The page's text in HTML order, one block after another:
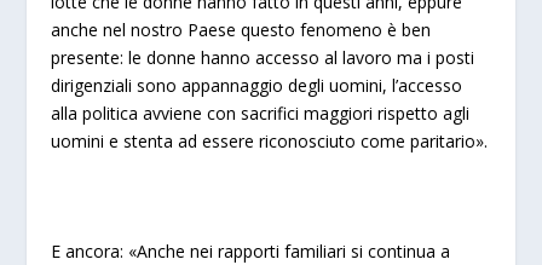
anche nel nostro Paese questo fenomeno è ben
presente: le donne hanno accesso al lavoro ma i posti
dirigenziali sono appannaggio degli uomini, l’accesso
alla politica avviene con sacrifici maggiori rispetto agli
uomini e stenta ad essere riconosciuto come paritario».
E ancora: «Anche nei rapporti familiari si continua a